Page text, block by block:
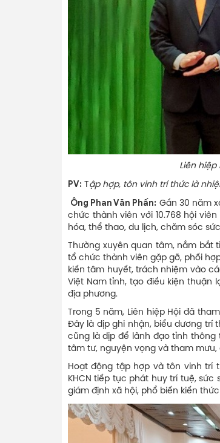
Liên hiệp Hội Lâm Đồng
PV: T ập hợp, tôn vinh trí thức là
Ông Phan Văn Phấn: Gần 30 năm
chức thành viên với 10.768 hội
hóa, thể thao, du lịch, chăm sóc
Thường xuyên quan tâm, nắm bắt
tổ chức thành viên gặp gỡ, phối
kiến tâm huyết, trách nhiệm vào
Việt Nam tỉnh, tạo điều kiện thuận
địa phương.
Trong 5 năm, Liên hiệp Hội đã
Đây là dịp ghi nhận, biểu dương trí
cũng là dịp để lãnh đạo tỉnh
tâm tư, nguyện vọng và tham
Hoạt động tập hợp và tôn vinh trí
KHCN tiếp tục phát huy trí tuệ,
giám định xã hội, phổ biến kiến